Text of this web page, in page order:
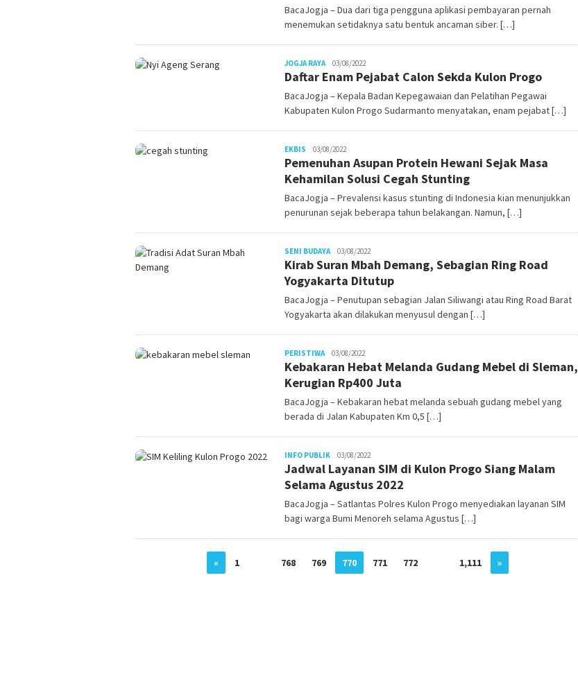
BacaJogja – Dua dari tiga pengguna aplikasi pembayaran pernah
menemukan setidaknya satu bentuk ancaman siber. […]
JOGJA RAYAJuno03/08/2022
Daftar Enam Pejabat Calon Sekda Kulon Progo
BacaJogja – Kepala Badan Kepegawaian dan Pelatihan Pegawai
Kabupaten Kulon Progo Sudarmanto menyatakan, enam pejabat […]
EKBIS Juno
03/08/2022
Pemenuhan Asupan Protein Hewani Sejak Masa
Kehamilan Solusi Cegah Stunting
BacaJogja – Prevalensi kasus stunting di Indonesia kian menunjukkan
penurunan sejak beberapa tahun belakangan. Namun, […]
SENI BUDAYAJuno03/08/2022
Kirab Suran Mbah Demang, Sebagian Ring Road
Yogyakarta Ditutup
BacaJogja – Penutupan sebagian Jalan Siliwangi atau Ring Road Barat
Yogyakarta akan dilakukan menyusul dengan […]
PERISTIWAJuno03/08/2022
Kebakaran Hebat Melanda Gudang Mebel di Sleman,
Kerugian Rp400 Juta
BacaJogja – Kebakaran hebat melanda sebuah gudang mebel yang
berada di Jalan Kabupaten Km 0,5 […]
INFO PUBLIKJuno03/08/2022
Jadwal Layanan SIM di Kulon Progo Siang Malam
Selama Agustus 2022
BacaJogja – Satlantas Polres Kulon Progo menyediakan layanan SIM
bagi warga Bumi Menoreh selama Agustus […]
« 1 768 769 770 771 772 1,111 »